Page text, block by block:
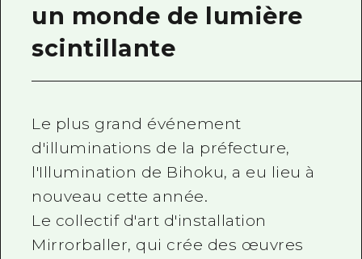
un monde de lumière
scintillante
Le plus grand événement
d'illuminations de la préfecture,
l'Illumination de Bihoku, a eu lieu à
nouveau cette année.
Le collectif d'art d'installation
Mirrorballer, qui crée des œuvres